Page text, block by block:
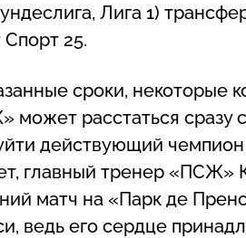
Лига 1)
25.
сроки, некоторые
может расстаться сразу
действующий
главный тренер «ПСЖ»
матч на «Парк де
ведь его сердце